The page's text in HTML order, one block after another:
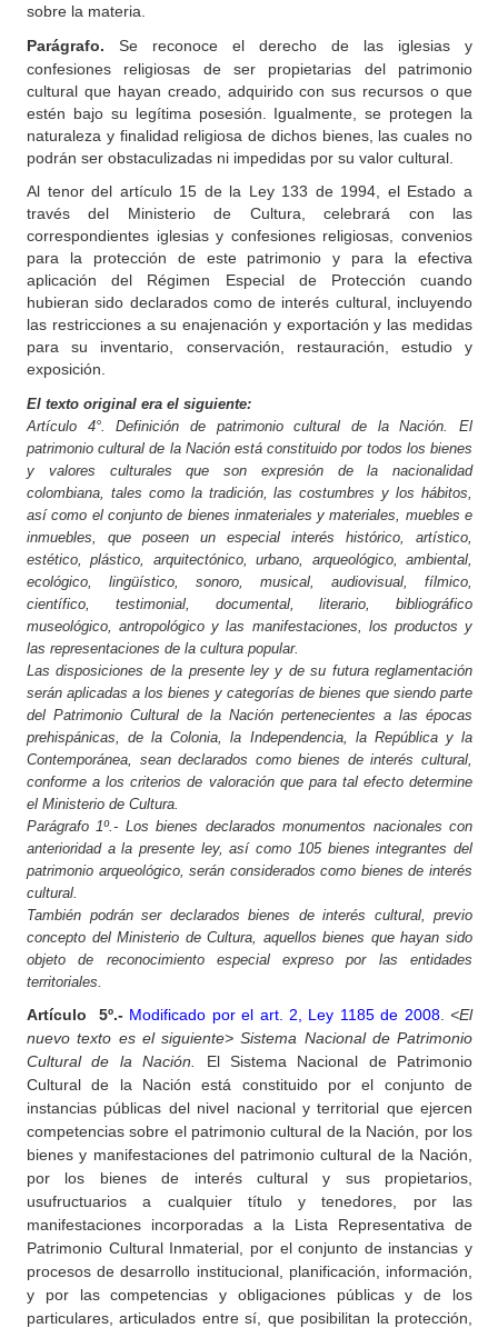
sobre la materia.
Parágrafo. Se reconoce el derecho de las iglesias y
confesiones religiosas de ser propietarias del patrimonio
cultural que hayan creado, adquirido con sus recursos o que
estén bajo su legítima posesión. Igualmente, se protegen la
naturaleza y finalidad religiosa de dichos bienes, las cuales no
podrán ser obstaculizadas ni impedidas por su valor cultural.
Al tenor del artículo 15 de la Ley 133 de 1994, el Estado a
través del Ministerio de Cultura, celebrará con las
correspondientes iglesias y confesiones religiosas, convenios
para la protección de este patrimonio y para la efectiva
aplicación del Régimen Especial de Protección cuando
hubieran sido declarados como de interés cultural, incluyendo
las restricciones a su enajenación y exportación y las medidas
para su inventario, conservación, restauración, estudio y
exposición.
El texto original era el siguiente:
Artículo 4°. Definición de patrimonio cultural de la Nación. El
patrimonio cultural de la Nación está constituido por todos los bienes
y valores culturales que son expresión de la nacionalidad
colombiana, tales como la tradición, las costumbres y los hábitos,
así como el conjunto de bienes inmateriales y materiales, muebles e
inmuebles, que poseen un especial interés histórico, artístico,
estético, plástico, arquitectónico, urbano, arqueológico, ambiental,
ecológico, lingüístico, sonoro, musical, audiovisual, fílmico,
científico, testimonial, documental, literario, bibliográfico
museológico, antropológico y las manifestaciones, los productos y
las representaciones de la cultura popular.
Las disposiciones de la presente ley y de su futura reglamentación
serán aplicadas a los bienes y categorías de bienes que siendo parte
del Patrimonio Cultural de la Nación pertenecientes a las épocas
prehispánicas, de la Colonia, la Independencia, la República y la
Contemporánea, sean declarados como bienes de interés cultural,
conforme a los criterios de valoración que para tal efecto determine
el Ministerio de Cultura.
Parágrafo 1º.- Los bienes declarados monumentos nacionales con
anterioridad a la presente ley, así como 105 bienes integrantes del
patrimonio arqueológico, serán considerados como bienes de interés
cultural.
También podrán ser declarados bienes de interés cultural, previo
concepto del Ministerio de Cultura, aquellos bienes que hayan sido
objeto de reconocimiento especial expreso por las entidades
territoriales.
Artículo 5º.- Modificado por el art. 2, Ley 1185 de 2008. <El
nuevo texto es el siguiente> Sistema Nacional de Patrimonio
Cultural de la Nación. El Sistema Nacional de Patrimonio
Cultural de la Nación está constituido por el conjunto de
instancias públicas del nivel nacional y territorial que ejercen
competencias sobre el patrimonio cultural de la Nación, por los
bienes y manifestaciones del patrimonio cultural de la Nación,
por los bienes de interés cultural y sus propietarios,
usufructuarios a cualquier título y tenedores, por las
manifestaciones incorporadas a la Lista Representativa de
Patrimonio Cultural Inmaterial, por el conjunto de instancias y
procesos de desarrollo institucional, planificación, información,
y por las competencias y obligaciones públicas y de los
particulares, articulados entre sí, que posibilitan la protección,